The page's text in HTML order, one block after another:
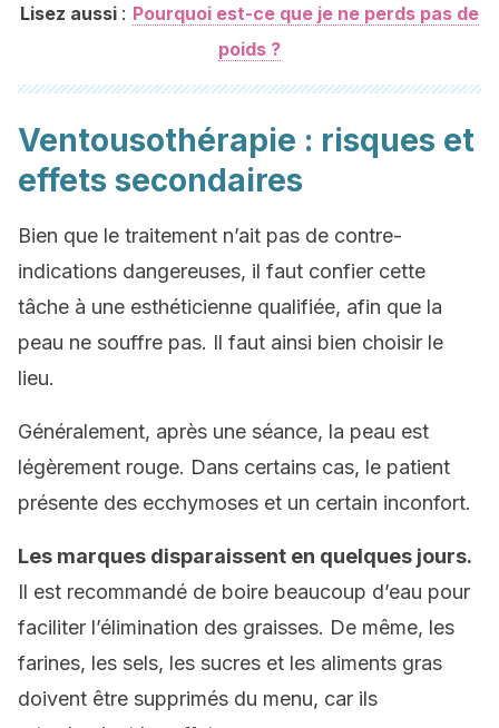
Lisez aussi : Pourquoi est-ce que je ne perds pas de
poids ?
Ventousothérapie : risques et
effets secondaires
Bien que le traitement n’ait pas de contre-
indications dangereuses, il faut confier cette
tâche à une esthéticienne qualifiée, afin que la
peau ne souffre pas. Il faut ainsi bien choisir le
lieu.
Généralement, après une séance, la peau est
légèrement rouge. Dans certains cas, le patient
présente des ecchymoses et un certain inconfort.
Les marques disparaissent en quelques jours.
Il est recommandé de boire beaucoup d’eau pour
faciliter l’élimination des graisses. De même, les
farines, les sels, les sucres et les aliments gras
doivent être supprimés du menu, car ils